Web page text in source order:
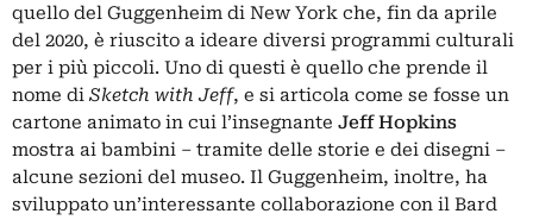
quello del Guggenheim di New York che, fin da aprile
del 2020, è riuscito a ideare diversi programmi culturali
per i più piccoli. Uno di questi è quello che prende il
nome di Sketch with Jeff, e si articola come se fosse un
cartone animato in cui l’insegnante Jeff Hopkins
mostra ai bambini – tramite delle storie e dei disegni –
alcune sezioni del museo. Il Guggenheim, inoltre, ha
sviluppato un’interessante collaborazione con il Bard